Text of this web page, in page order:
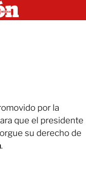
por la
que el presidente
su derecho de
.